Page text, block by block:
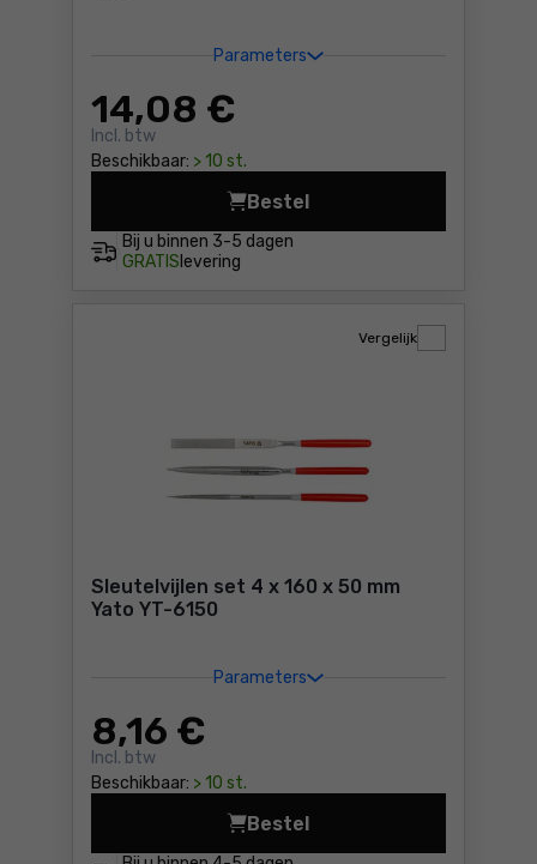
Parameters
14,08 €
Incl. btw
Beschikbaar: > 10 st.
Bij u binnen 3-5 dagen
GRATIS levering
Bestel
Hardmetalen platte vijl,
Sleutelvijlen set 4 x 160 x 50 mm
Yato YT-6150
Parameters
8,16 €
Incl. btw
Beschikbaar: > 10 st.
Vergelijk
Bestel
Sleutelvijlen set 4 x 160 x